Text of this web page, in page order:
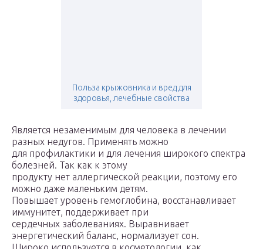
Польза крыжовника и вред для
здоровья, лечебные свойства
Является незаменимым для человека в лечении
разных недугов. Применять можно
для профилактики и для лечения широкого спектра
болезней. Так как к этому
продукту нет аллергической реакции, поэтому его
можно даже маленьким детям.
Повышает уровень гемоглобина, восстанавливает
иммунитет, поддерживает при
сердечных заболеваниях. Выравнивает
энергетический баланс, нормализует сон.